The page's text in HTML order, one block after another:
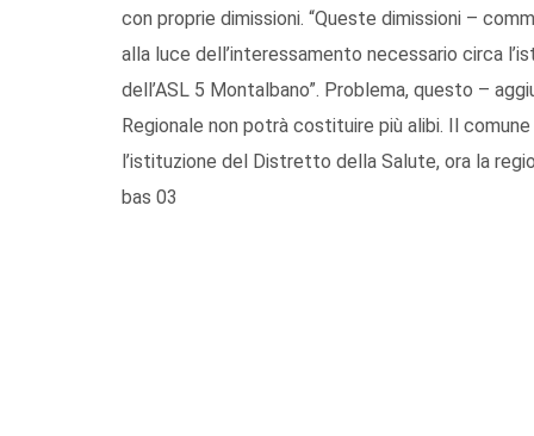
con proprie dimissioni. “Queste dimissioni –
alla luce dell’interessamento necessario circa
dell’ASL 5 Montalbano”. Problema, questo –
Regionale non potrà costituire più alibi. Il
l’istituzione del Distretto della Salute, ora la
bas 03